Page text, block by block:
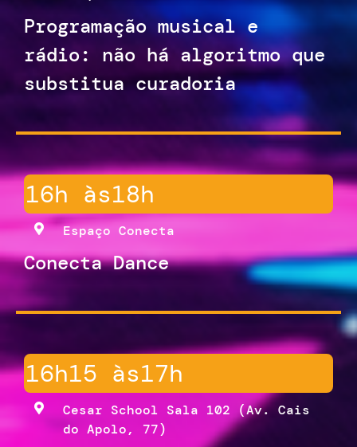
Programação musical e
rádio: não há algoritmo que
substitua curadoria
16h às18h
Espaço Conecta
Conecta Dance
16h15 às17h
Cesar School Sala 102 (Av. Cais
do Apolo, 77)